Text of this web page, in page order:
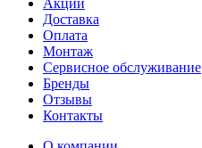
Акции
Доставка
Оплата
Монтаж
Сервисное обслуживание
Бренды
Отзывы
Контакты